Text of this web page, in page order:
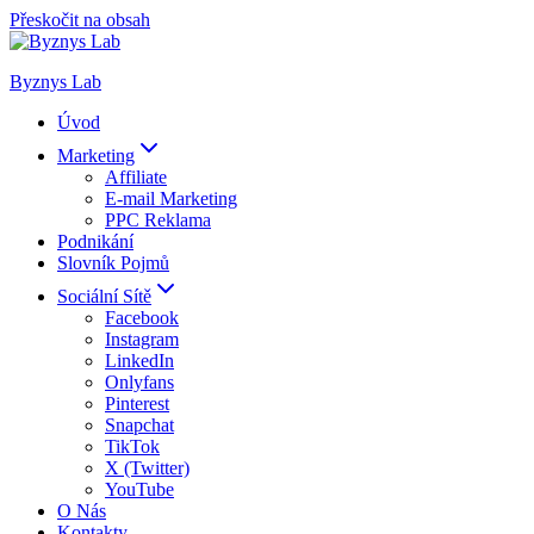
Přeskočit na obsah
Byznys Lab
Úvod
Marketing
Affiliate
E-mail Marketing
PPC Reklama
Podnikání
Slovník Pojmů
Sociální Sítě
Facebook
Instagram
LinkedIn
Onlyfans
Pinterest
Snapchat
TikTok
X (Twitter)
YouTube
O Nás